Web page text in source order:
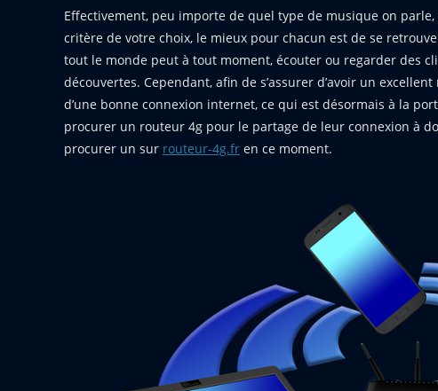
Effectivement, peu importe de quel type de musique on
critère de votre choix, le mieux pour chacun est de se
tout le monde peut à tout moment, écouter ou regarder des
découvertes. Cependant, afin de s’assurer d’avoir un
d’une bonne connexion internet, ce qui est désormais à la
procurer un routeur 4g pour le partage de leur connexion à
procurer un sur routeur-4g.fr en ce moment.